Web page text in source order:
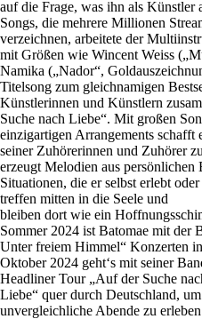
auf die Frage, was ihn als Künstler
Songs, die mehrere Millionen
verzeichnen, arbeitete der
mit Größen wie Wincent Weiss
Namika („Nador“,
Titelsong zum gleichnamigen
Künstlerinnen und Künstlern
Suche nach Liebe“. Mit großen
einzigartigen Arrangements schafft
seiner Zuhörerinnen und Zuhörer
erzeugt Melodien aus
Situationen, die er selbst erlebt
treffen mitten in die Seele und
bleiben dort wie ein
Sommer 2024 ist Batomae mit der
Unter freiem Himmel“ Konzerten
Oktober 2024 geht‘s mit seiner
Headliner Tour „Auf der Suche
Liebe“ quer durch Deutschland,
unvergleichliche Abende zu